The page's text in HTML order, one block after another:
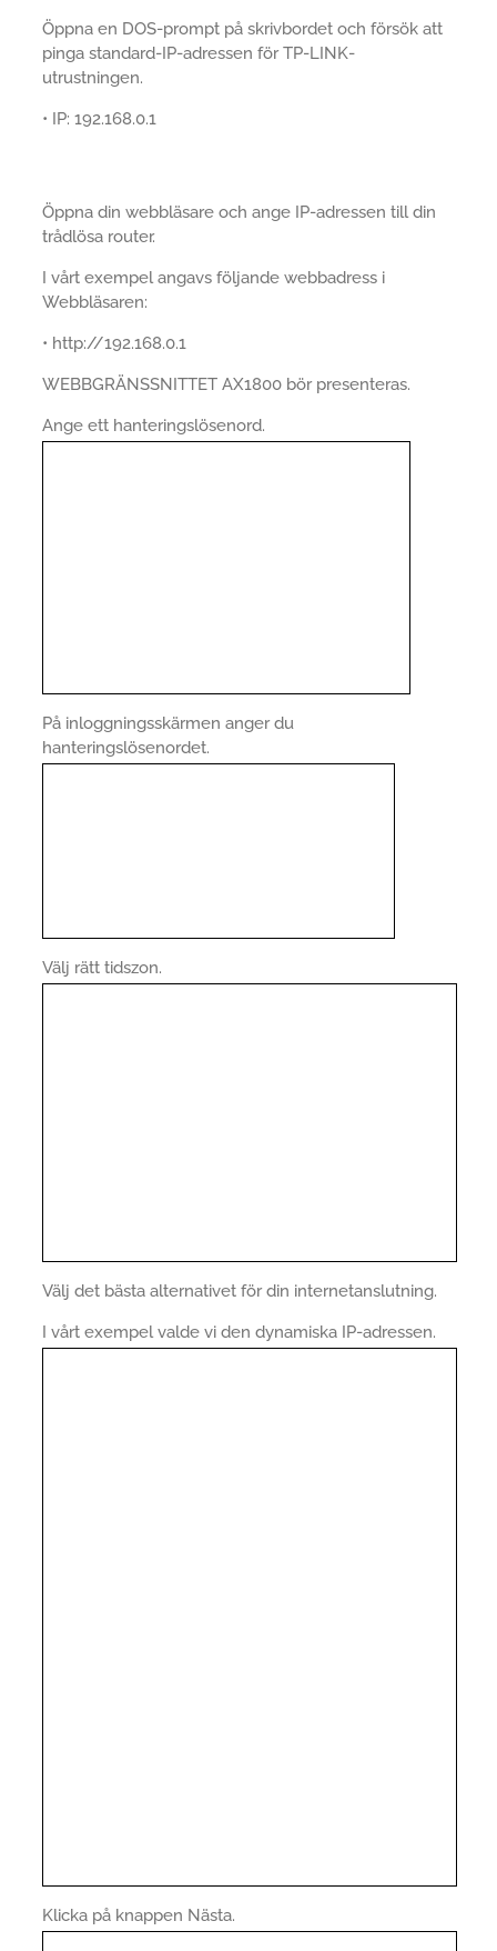
Öppna en DOS-prompt på skrivbordet och försök att
pinga standard-IP-adressen för TP-LINK-
utrustningen.
• IP: 192.168.0.1
Öppna din webbläsare och ange IP-adressen till din
trådlösa router.
I vårt exempel angavs följande webbadress i
Webbläsaren:
• http://192.168.0.1
WEBBGRÄNSSNITTET AX1800 bör presenteras.
Ange ett hanteringslösenord.
På inloggningsskärmen anger du
hanteringslösenordet.
Välj rätt tidszon.
Välj det bästa alternativet för din internetanslutning.
I vårt exempel valde vi den dynamiska IP-adressen.
Klicka på knappen Nästa.